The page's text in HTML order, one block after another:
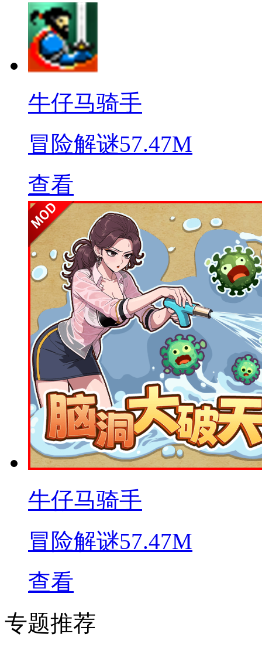
牛仔马骑手
冒险解谜57.47M
查看
牛仔马骑手
冒险解谜57.47M
查看
专题推荐